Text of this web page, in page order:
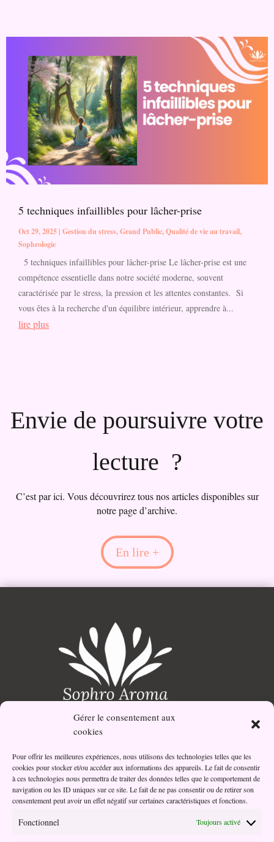
Gérer le consentement aux
cookies
Pour offrir les meilleures expériences, nous utilisons des technologies telles que les
cookies pour stocker et/ou accéder aux informations des appareils. Le fait de consentir
à ces technologies nous permettra de traiter des données telles que le comportement de
navigation ou les ID uniques sur ce site. Le fait de ne pas consentir ou de retirer son
consentement peut avoir un effet négatif sur certaines caractéristiques et fonctions.
Fonctionnel Toujours activé
5 techniques infaillibles pour lâcher-prise
Oct 29, 2025|Gestion du stress,Grand Public,Qualité de vie au travail,
Sophrologie
5 techniques infaillibles pour lâcher-prise Le lâcher-prise est une
compétence essentielle dans notre société moderne, souvent
caractérisée par le stress, la pression et les attentes constantes. Si
vous êtes à la recherche d'un équilibre intérieur, apprendre à...
lire plus
Envie de poursuivre votre
lecture ?
C’est par ici. Vous découvrirez tous nos articles disponibles sur
notre page d’archive.
En lire +
Votre partenaire bien-être et santé au naturel.
Adresse
03 Impasse Oseille